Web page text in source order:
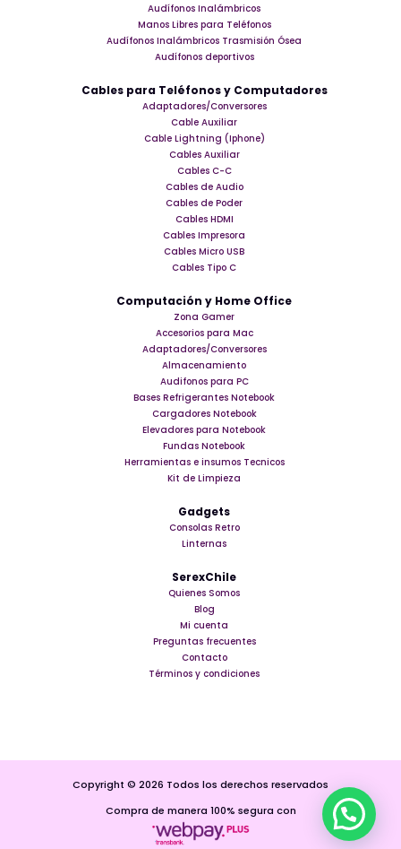
Audífonos Inalámbricos
Manos Libres para Teléfonos
Audífonos Inalámbricos Trasmisión Ósea
Audífonos deportivos
Cables para Teléfonos y Computadores
Adaptadores/Conversores
Cable Auxiliar
Cable Lightning (Iphone)
Cables Auxiliar
Cables C-C
Cables de Audio
Cables de Poder
Cables HDMI
Cables Impresora
Cables Micro USB
Cables Tipo C
Computación y Home Office
Zona Gamer
Accesorios para Mac
Adaptadores/Conversores
Almacenamiento
Audifonos para PC
Bases Refrigerantes Notebook
Cargadores Notebook
Elevadores para Notebook
Fundas Notebook
Herramientas e insumos Tecnicos
Kit de Limpieza
Gadgets
Consolas Retro
Linternas
SerexChile
Quienes Somos
Blog
Mi cuenta
Preguntas frecuentes
Contacto
Términos y condiciones
Copyright © 2026 Todos los derechos reservados
Compra de manera 100% segura con